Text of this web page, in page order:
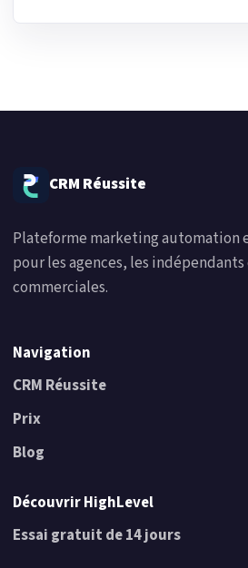
CRM Réussite
Plateforme marketing automation
pour les agences, les
commerciales.
Navigation
CRM Réussite
Prix
Blog
Découvrir HighLevel
Essai gratuit de 14 jours